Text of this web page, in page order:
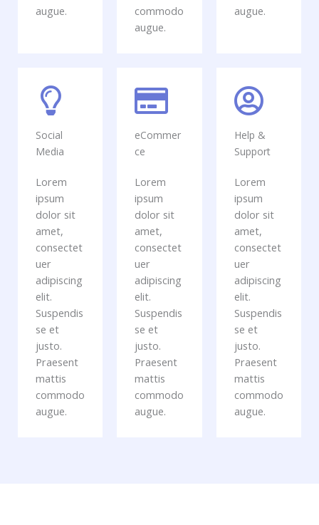
augue.
commodo
augue.
augue.
Social
Media
Lorem
ipsum
dolor sit
amet,
consectet
uer
adipiscing
elit.
Suspendis
se et
justo.
Praesent
mattis
commodo
augue.
eCommer
ce
Lorem
ipsum
dolor sit
amet,
consectet
uer
adipiscing
elit.
Suspendis
se et
justo.
Praesent
mattis
commodo
augue.
Help &
Support
Lorem
ipsum
dolor sit
amet,
consectet
uer
adipiscing
elit.
Suspendis
se et
justo.
Praesent
mattis
commodo
augue.